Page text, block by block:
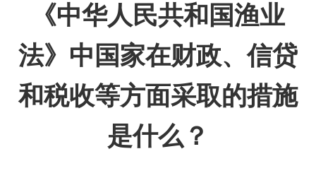
《中华人民共和国渔业
法》中国家在财政、信贷
和税收等方面采取的措施
是什么？